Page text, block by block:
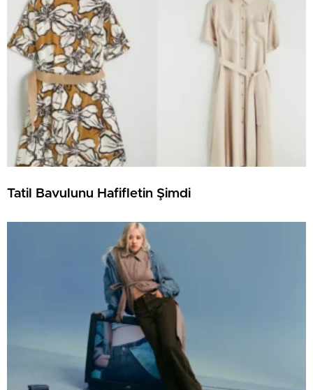
Tatil Bavulunu Hafifletin Şimdi